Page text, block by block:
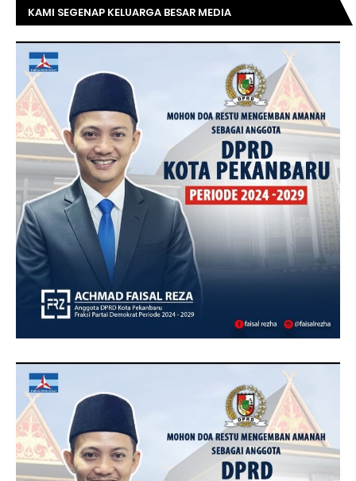
KAMI SEGENAP KELUARGA BESAR MEDIA
BAPAK ACHMAD FAISAL REZ